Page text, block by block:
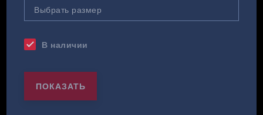
check В наличии
ПОКАЗАТЬ